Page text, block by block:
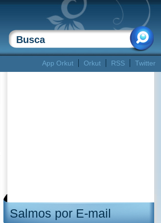
App Orkut Orkut RSS Twitter
Salmos por E-mail